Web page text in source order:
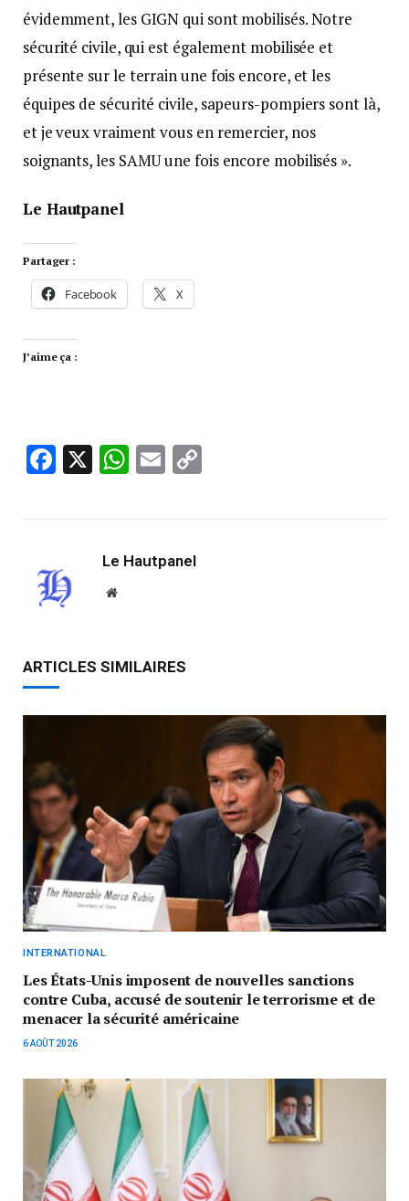
évidemment, les GIGN qui sont mobilisés. Notre
sécurité civile, qui est également mobilisée et
présente sur le terrain une fois encore, et les
équipes de sécurité civile, sapeurs-pompiers sont là,
et je veux vraiment vous en remercier, nos
soignants, les SAMU une fois encore mobilisés ».
Le Hautpanel
Partager :
Facebook X
J’aime ça :
Facebook
X WhatsApp
Email
Le Hautpanel
Website
ARTICLES SIMILAIRES
INTERNATIONAL
Les États-Unis imposent de nouvelles sanctions
contre Cuba, accusé de soutenir le terrorisme et de
menacer la sécurité américaine
6 AOÛT 2026